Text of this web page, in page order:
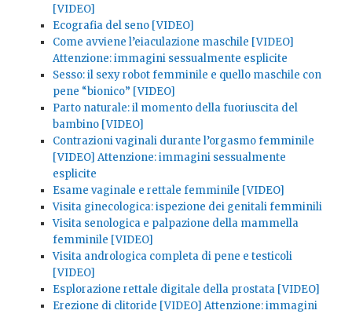
[VIDEO]
Ecografia del seno [VIDEO]
Come avviene l’eiaculazione maschile [VIDEO]
Attenzione: immagini sessualmente esplicite
Sesso: il sexy robot femminile e quello maschile con
pene “bionico” [VIDEO]
Parto naturale: il momento della fuoriuscita del
bambino [VIDEO]
Contrazioni vaginali durante l’orgasmo femminile
[VIDEO] Attenzione: immagini sessualmente
esplicite
Esame vaginale e rettale femminile [VIDEO]
Visita ginecologica: ispezione dei genitali femminili
Visita senologica e palpazione della mammella
femminile [VIDEO]
Visita andrologica completa di pene e testicoli
[VIDEO]
Esplorazione rettale digitale della prostata [VIDEO]
Erezione di clitoride [VIDEO] Attenzione: immagini